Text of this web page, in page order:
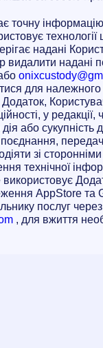
точну
надані
видалити надані
для
у
дія або
зі
технічної
AppStore та
послуг
, для вжиття